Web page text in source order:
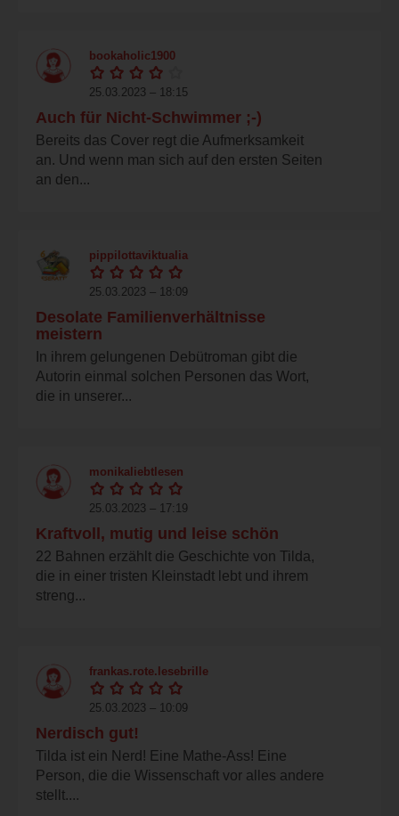
bookaholic1900
25.03.2023 – 18:15
Auch für Nicht-Schwimmer ;-)
Bereits das Cover regt die Aufmerksamkeit
an. Und wenn man sich auf den ersten Seiten
an den...
pippilottaviktualia
25.03.2023 – 18:09
Desolate Familienverhältnisse
meistern
In ihrem gelungenen Debütroman gibt die
Autorin einmal solchen Personen das Wort,
die in unserer...
monikaliebtlesen
25.03.2023 – 17:19
Kraftvoll, mutig und leise schön
22 Bahnen erzählt die Geschichte von Tilda,
die in einer tristen Kleinstadt lebt und ihrem
streng...
frankas.rote.lesebrille
25.03.2023 – 10:09
Nerdisch gut!
Tilda ist ein Nerd! Eine Mathe-Ass! Eine
Person, die die Wissenschaft vor alles andere
stellt....